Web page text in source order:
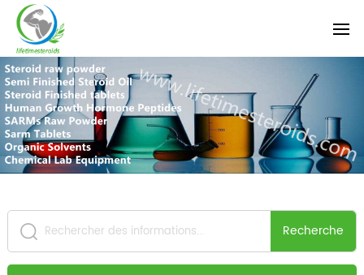
Recherche